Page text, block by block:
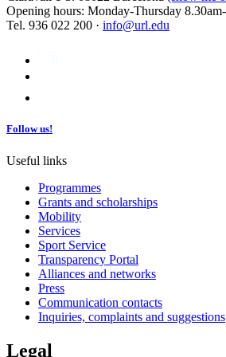
Opening hours: Monday-Thursday
Tel. 936 022 200 · info@url.edu
Follow us!
Useful links
Programmes
Grants and scholarships
Mobility
Services
Sport Service
Transparency Portal
Alliances and networks
Press
Communication contacts
Inquiries, complaints and suggestions
Legal